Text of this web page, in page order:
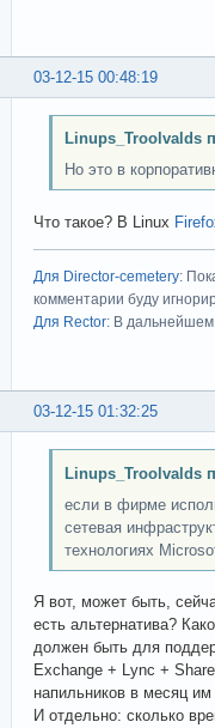
03-12-15 00:48:19
Linups_Troolvalds
Но это в
Что такое? В Linux
Для Director-cemetery:
комментарии буду
Для Rector: В дальнейшем
03-12-15 01:32:25
Linups_Troolvalds
если в фирме
сетевая
технологиях
Я вот, может быть,
есть альтернатива?
должен быть для
Exchange + Lync +
напильников в месяц им
И отдельно: сколько